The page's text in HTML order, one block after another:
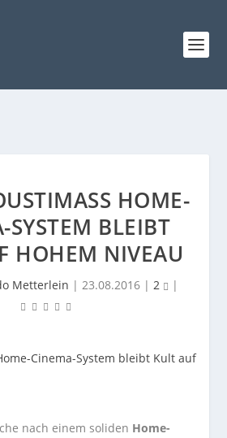
HOME-
SYSTEM BLEIBT
HOHEM NIVEAU
Metterlein | 23.08.2016 | 2 |
nach einem soliden Home-